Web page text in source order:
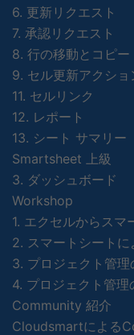
6. 更新リクエスト
7. 承認リクエスト
8. 行の移動とコピー
9. セル更新アクショ
11. セルリンク
12. レポート
13. シート サマリー
Smartsheet 上級
3. ダッシュボード
Workshop
1. エクセルからスマ
2. スマートシート
3. プロジェクト管理
4. プロジェクト管理
Community 紹介
Cloudsmartによる